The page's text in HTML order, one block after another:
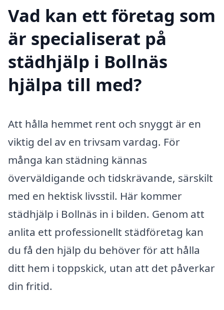
Vad kan ett företag som
är specialiserat på
städhjälp i Bollnäs
hjälpa till med?
Att hålla hemmet rent och snyggt är en
viktig del av en trivsam vardag. För
många kan städning kännas
överväldigande och tidskrävande, särskilt
med en hektisk livsstil. Här kommer
städhjälp i Bollnäs in i bilden. Genom att
anlita ett professionellt städföretag kan
du få den hjälp du behöver för att hålla
ditt hem i toppskick, utan att det påverkar
din fritid.